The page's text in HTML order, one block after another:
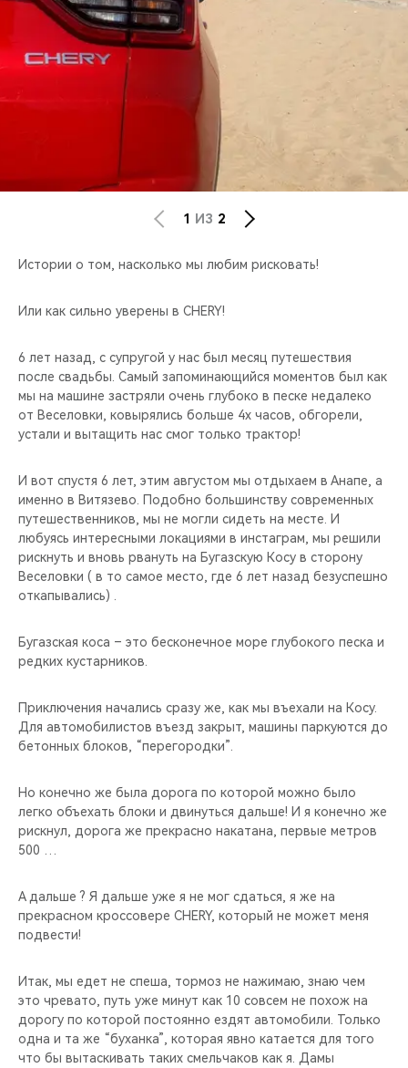
CHERY И СПОРТ
CHERY ДЛЯ ДЕТЕЙ
1 ИЗ 2
Истории о том, насколько мы любим рисковать!
Или как сильно уверены в CHERY!
6 лет назад, с супругой у нас был месяц путешествия
после свадьбы. Самый запоминающийся моментов был как
мы на машине застряли очень глубоко в песке недалеко
от Веселовки, ковырялись больше 4х часов, обгорели,
устали и вытащить нас смог только трактор!
И вот спустя 6 лет, этим августом мы отдыхаем в Анапе, а
именно в Витязево. Подобно большинству современных
путешественников, мы не могли сидеть на месте. И
любуясь интересными локациями в инстаграм, мы решили
рискнуть и вновь рвануть на Бугазскую Косу в сторону
Веселовки ( в то самое место, где 6 лет назад безуспешно
откапывались) .
Бугазская коса – это бесконечное море глубокого песка и
редких кустарников.
Приключения начались сразу же, как мы въехали на Косу.
Для автомобилистов въезд закрыт, машины паркуются до
бетонных блоков, “перегородки”.
Но конечно же была дорога по которой можно было
легко объехать блоки и двинуться дальше! И я конечно же
рискнул, дорога же прекрасно накатана, первые метров
500 …
А дальше ? Я дальше уже я не мог сдаться, я же на
прекрасном кроссовере CHERY, который не может меня
подвести!
Итак, мы едет не спеша, тормоз не нажимаю, знаю чем
это чревато, путь уже минут как 10 совсем не похож на
дорогу по которой постоянно ездят автомобили. Только
одна и та же “буханка”, которая явно катается для того
что бы вытаскивать таких смельчаков как я. Дамы